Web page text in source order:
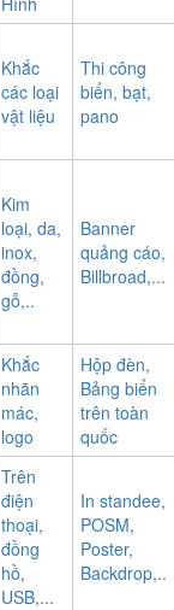
Khắc
các loại
vật liệu
Thi công
biển, bạt,
pano
Kim
loại, da,
inox,
đồng,
gỗ,..
Banner
quảng cáo,
Billbroad,...
Khắc
nhãn
mác,
logo
Hộp đèn,
Bảng biển
trên toàn
quốc
Trên
điện
thoại,
đồng
hồ,
USB,...
In standee,
POSM,
Poster,
Backdrop,..